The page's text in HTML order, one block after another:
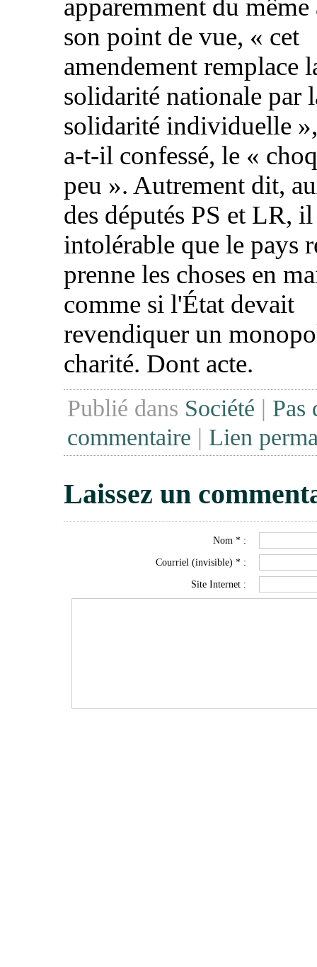
apparemment du même
son point de vue, « cet
amendement remplace
solidarité nationale par
solidarité individuelle
a-t-il confessé, le «
peu ». Autrement dit,
des députés PS et LR,
intolérable que le pays
prenne les choses en
comme si l'État devait
revendiquer un
charité. Dont acte.
Publié dans Société | Pas
commentaire | Lien
Laissez un
Nom * :
Courriel (invisible) * :
Site Internet :